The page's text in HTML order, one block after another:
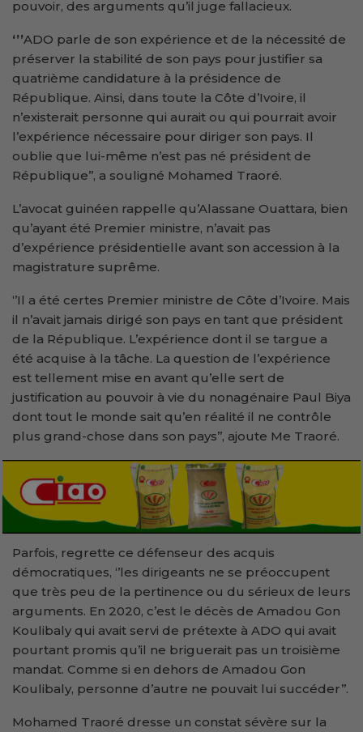
pouvoir, des arguments qu’il juge fallacieux.
‘’’ADO parle de son expérience et de la nécessité de
préserver la stabilité de son pays pour justifier sa
quatrième candidature à la présidence de
République. Ainsi, dans toute la Côte d’Ivoire, il
n’existerait personne qui aurait ou qui pourrait avoir
l’expérience nécessaire pour diriger son pays. Il
oublie que lui-même n’est pas né président de
République’’, a souligné Mohamed Traoré.
L’avocat guinéen rappelle qu’Alassane Ouattara, bien
qu’ayant été Premier ministre, n’avait pas
d’expérience présidentielle avant son accession à la
magistrature suprême.
‘’Il a été certes Premier ministre de Côte d’Ivoire. Mais
il n’avait jamais dirigé son pays en tant que président
de la République. L’expérience dont il se targue a
été acquise à la tâche. La question de l’expérience
est tellement mise en avant qu’elle sert de
justification au pouvoir à vie du nonagénaire Paul Biya
dont tout le monde sait qu’en réalité il ne contrôle
plus grand-chose dans son pays’’, ajoute Me Traoré.
Parfois, regrette ce défenseur des acquis
démocratiques, ‘’les dirigeants ne se préoccupent
que très peu de la pertinence ou du sérieux de leurs
arguments. En 2020, c’est le décès de Amadou Gon
Koulibaly qui avait servi de prétexte à ADO qui avait
pourtant promis qu’il ne briguerait pas un troisième
mandat. Comme si en dehors de Amadou Gon
Koulibaly, personne d’autre ne pouvait lui succéder’’.
Mohamed Traoré dresse un constat sévère sur la